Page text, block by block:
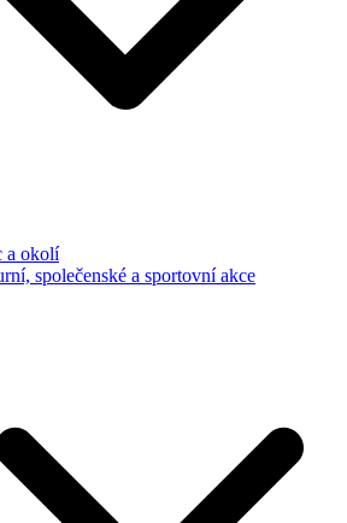
a okolí
společenské a sportovní akce